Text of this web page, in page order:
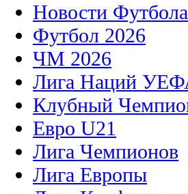
Новости Футбола
Футбол 2026
ЧМ 2026
Лига Наций
Клубный
Евро U21
Лига Чемпионов
Лига Европы